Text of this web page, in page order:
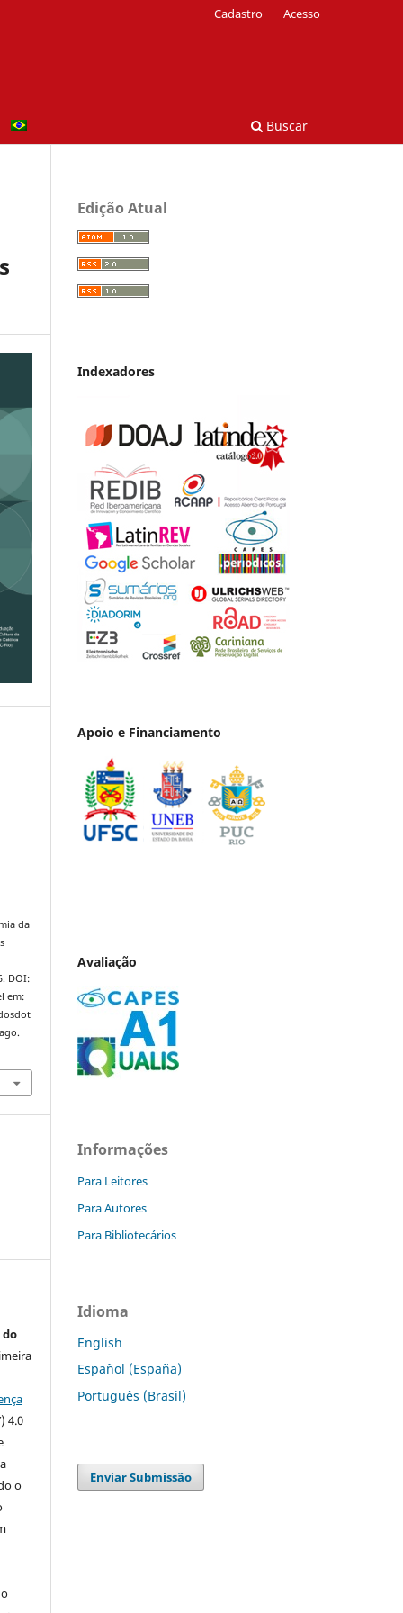
Buscar
Cadastro Acesso
da
DOI:
em:
do
4.0
o
Edição Atual
Indexadores
Apoio e Financiamento
Avaliação
Informações
Para Leitores
Para Autores
Para Bibliotecários
Idioma
English
Español (España)
Português (Brasil)
Enviar Submissão